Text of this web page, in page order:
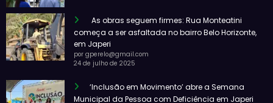
As obras seguem firmes: Rua Monteatini
começa a ser asfaltada no bairro Belo Horizonte,
em Japeri
por gperelo@gmail.com
24 de julho de 2025
‘Inclusão em Movimento’ abre a Semana
Municipal da Pessoa com Deficiência em Japeri